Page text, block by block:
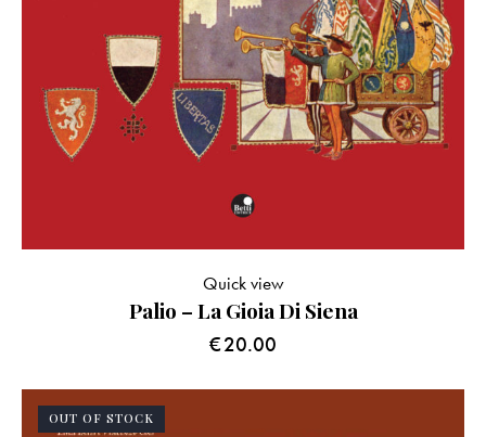
Palio – La Gioia Di Siena
€20.00
Quick view
OUT OF STOCK